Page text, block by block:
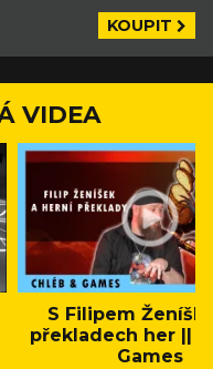
KOUPIT
VIDEA
S Filipem
překladech her ||
Games